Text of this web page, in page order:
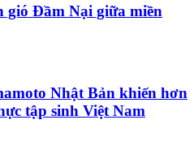
gió Đầm Nại giữa miền
Nhật Bản khiến hơn
tập sinh Việt Nam